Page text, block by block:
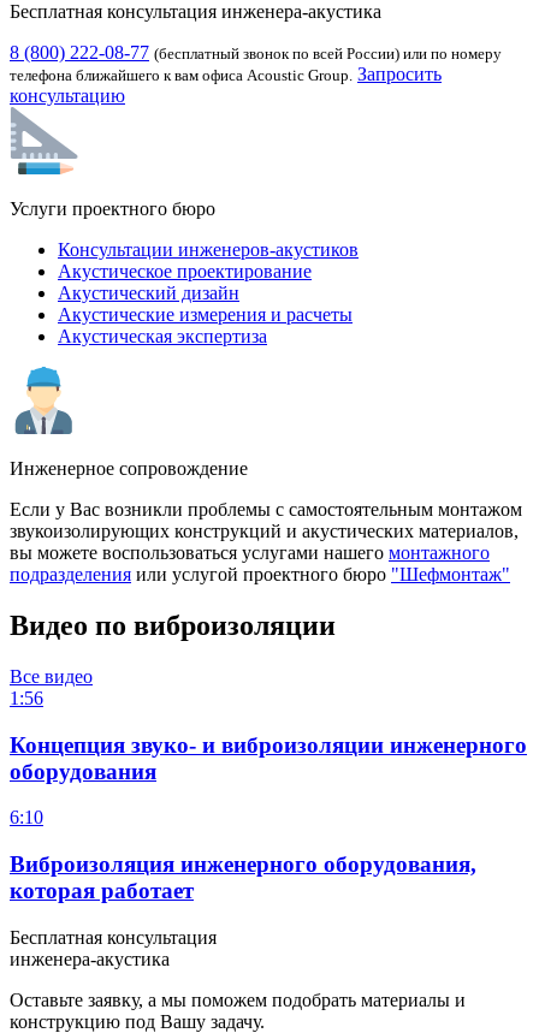
Бесплатная консультация инженера-акустика
8 (800) 222-08-77 (бесплатный звонок по всей России) или по номеру
телефона ближайшего к вам офиса Acoustic Group. Запросить
консультацию
Услуги проектного бюро
Консультации инженеров-акустиков
Акустическое проектирование
Акустический дизайн
Акустические измерения и расчеты
Акустическая экспертиза
Инженерное сопровождение
Если у Вас возникли проблемы с самостоятельным монтажом
звукоизолирующих конструкций и акустических материалов,
вы можете воспользоваться услугами нашего монтажного
подразделения или услугой проектного бюро "Шефмонтаж"
Видео по виброизоляции
Все видео
1:56
Концепция звуко- и виброизоляции инженерного
оборудования
6:10
Виброизоляция инженерного оборудования,
которая работает
Бесплатная консультация
инженера-акустика
Оставьте заявку, а мы поможем подобрать материалы и
конструкцию под Вашу задачу.